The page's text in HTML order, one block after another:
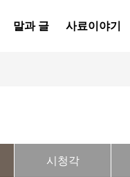
말과 글 사료이야기
시청각